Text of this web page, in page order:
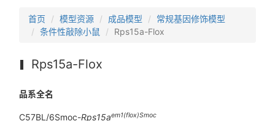
首页 模型资源 成品模型
常规基因修饰模型
条件性敲除小鼠
Rps15a-Flox
Rps15a-Flox
品系全名
C57BL/6Smoc-Rps15aem1(flox)Smoc